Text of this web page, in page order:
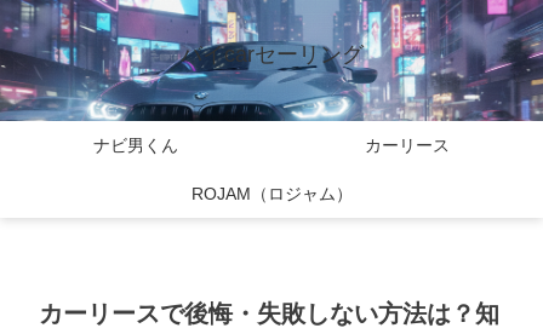
バイcarセーリング
ナビ男くん カーリース
ROJAM（ロジャム）
カーリースで後悔・失敗しない方法は？知